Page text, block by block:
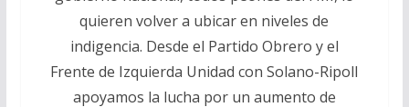
quieren volver a ubicar en niveles de
indigencia. Desde el Partido Obrero y el
Frente de Izquierda Unidad con Solano-Ripoll
apoyamos la lucha por un aumento de